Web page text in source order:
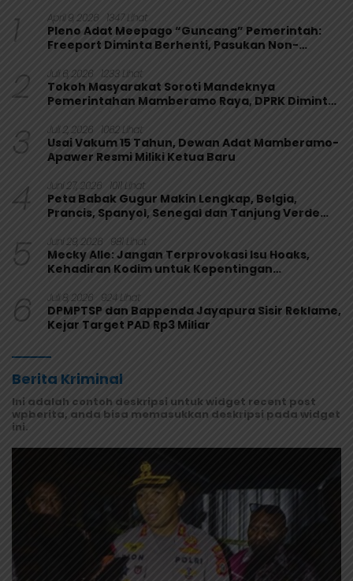
1 April 9, 2026 1347 Lihat
Pleno Adat Meepago “Guncang” Pemerintah:
Freeport Diminta Berhenti, Pasukan Non-
2 Juli 6, 2026 1233 Lihat
Tokoh Masyarakat Soroti Mandeknya
Pemerintahan Mamberamo Raya, DPRK Diminta
3 Juli 2, 2026 1062 Lihat
Usai Vakum 15 Tahun, Dewan Adat Mamberamo-
Apawer Resmi Miliki Ketua Baru
4 Juni 27, 2026 1011 Lihat
Peta Babak Gugur Makin Lengkap, Belgia,
Prancis, Spanyol, Senegal dan Tanjung Verde
5 Juni 29, 2026 981 Lihat
Mecky Alle: Jangan Terprovokasi Isu Hoaks,
Kehadiran Kodim untuk Kepentingan
6 Juli 8, 2026 924 Lihat
DPMPTSP dan Bappenda Jayapura Sisir Reklame,
Kejar Target PAD Rp3 Miliar
Berita Kriminal
Ini adalah contoh deskripsi untuk widget recent post
wpberita, anda bisa memasukkan deskripsi pada widget
ini.